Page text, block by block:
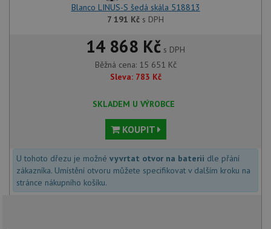
Blanco LINUS-S šedá skála 518813
7 191 Kč s DPH
14 868 Kč s DPH
Běžná cena: 15 651 Kč
Sleva: 783 Kč
SKLADEM U VÝROBCE
KOUPIT
U tohoto dřezu je možné vyvrtat otvor na baterii dle přání
zákazníka. Umístění otvoru můžete specifikovat v dalším kroku na
stránce nákupního košíku.